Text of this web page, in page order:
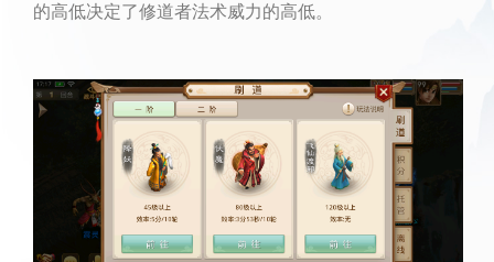
的高低决定了修道者法术威力的高低。